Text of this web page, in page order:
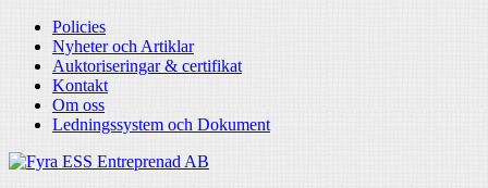
Policies
Nyheter och Artiklar
Auktoriseringar & certifikat
Kontakt
Om oss
Ledningssystem och Dokument